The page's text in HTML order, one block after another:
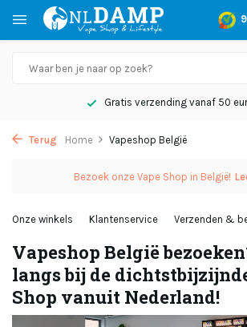
Niet goed, geld
Terug Home Vapeshop België
Bezoek onze Vape Shop in België!
Onze winkels Klantenservice Verzenden &
Vapeshop België
langs bij de
Shop vanuit Nederland!